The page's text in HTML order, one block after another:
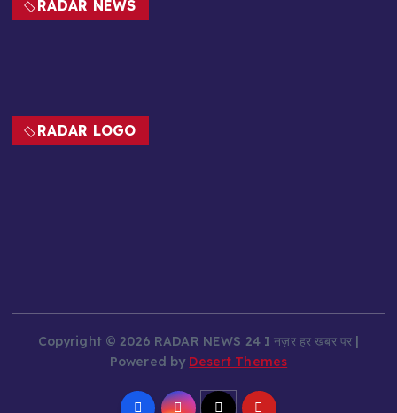
Copyright © 2026 RADAR NEWS 24 I नज़र हर खबर पर |
Powered by
Desert Themes